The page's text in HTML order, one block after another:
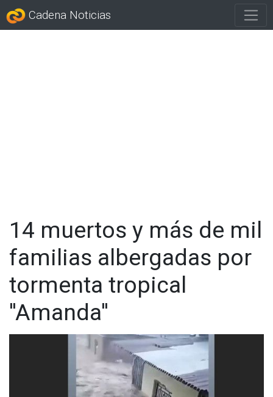
Cadena Noticias
14 muertos y más de mil
familias albergadas por
tormenta tropical
''Amanda''